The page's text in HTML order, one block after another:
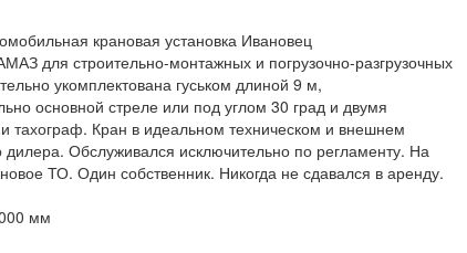
крановая установка Ивановец
для строительно-монтажных и погрузочно-разгрузочных
укомплектована гуськом длиной 9 м,
основной стреле или под углом 30 град и двумя
тахограф. Кран в идеальном техническом и внешнем
Обслуживался исключительно по регламенту. На
ТО. Один собственник. Никогда не сдавался в аренду.
мм